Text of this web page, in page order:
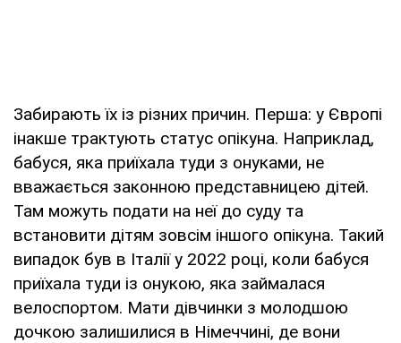
Забирають їх із різних причин. Перша: у Європі
інакше трактують статус опікуна. Наприклад,
бабуся, яка приїхала туди з онуками, не
вважається законною представницею дітей.
Там можуть подати на неї до суду та
встановити дітям зовсім іншого опікуна. Такий
випадок був в Італії у 2022 році, коли бабуся
приїхала туди із онукою, яка займалася
велоспортом. Мати дівчинки з молодшою
дочкою залишилися в Німеччині, де вони